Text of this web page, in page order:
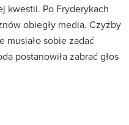
kwestii. Po Fryderykach
obiegły media. Czyżby
musiało sobie zadać
postanowiła zabrać głos